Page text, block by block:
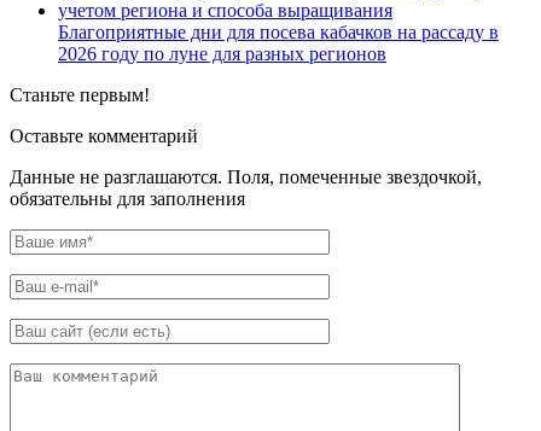
Благоприятные дни для посева кабачков на рассаду в
2026 году по луне для разных регионов
Станьте первым!
Оставьте комментарий
Данные не разглашаются. Поля, помеченные звездочкой,
обязательны для заполнения